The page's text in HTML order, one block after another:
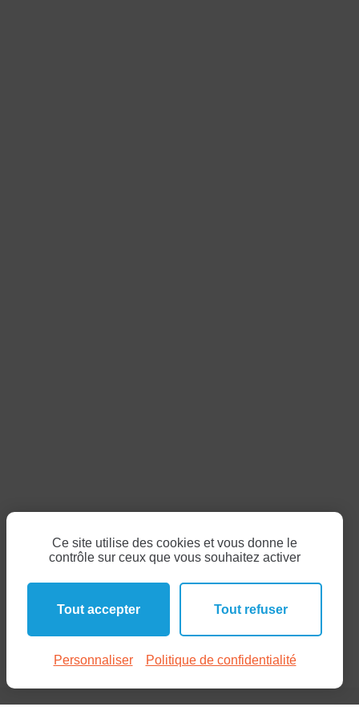
Ce site utilise des cookies et vous donne le
contrôle sur ceux que vous souhaitez activer
Tout accepter Tout refuser
Personnaliser Politique de confidentialité